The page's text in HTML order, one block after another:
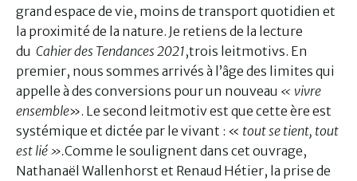
grand espace de vie, moins de transport quotidien et
la proximité de la nature. Je retiens de la lecture
du Cahier des Tendances 2021,trois leitmotivs. En
premier, nous sommes arrivés à l’âge des limites qui
appelle à des conversions pour un nouveau « vivre
ensemble». Le second leitmotiv est que cette ère est
systémique et dictée par le vivant : « tout se tient, tout
est lié ».Comme le soulignent dans cet ouvrage,
Nathanaël Wallenhorst et Renaud Hétier, la prise de